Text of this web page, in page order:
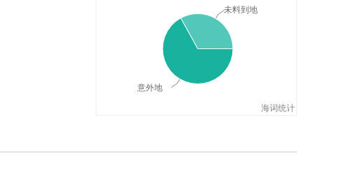
海词统计
意外地
未料到地
译：